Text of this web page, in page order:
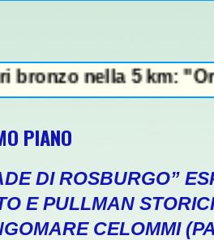
5 km: "Ora ci
PIANO
DI ROSBURGO”
E PULLMAN
CELOMMI